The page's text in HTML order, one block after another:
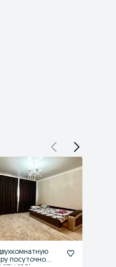
посуточно.